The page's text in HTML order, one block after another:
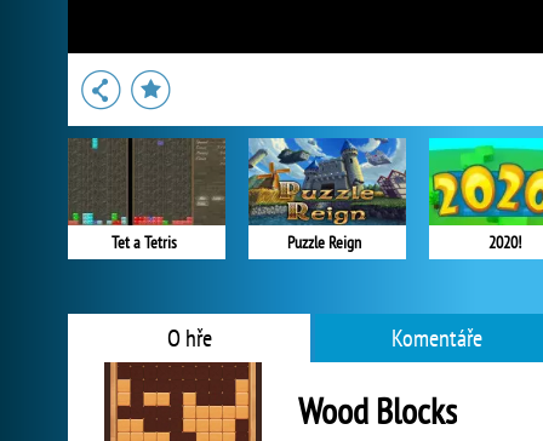
Tet a Tetris Puzzle Reign 2020!
O hře Komentáře
Wood Blocks